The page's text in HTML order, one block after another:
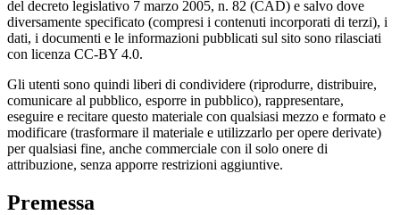
del decreto legislativo 7 marzo 2005, n. 82 (CAD) e salvo dove
diversamente specificato (compresi i contenuti incorporati di terzi), i
dati, i documenti e le informazioni pubblicati sul sito sono rilasciati
con licenza CC-BY 4.0.
Gli utenti sono quindi liberi di condividere (riprodurre, distribuire,
comunicare al pubblico, esporre in pubblico), rappresentare,
eseguire e recitare questo materiale con qualsiasi mezzo e formato e
modificare (trasformare il materiale e utilizzarlo per opere derivate)
per qualsiasi fine, anche commerciale con il solo onere di
attribuzione, senza apporre restrizioni aggiuntive.
Premessa